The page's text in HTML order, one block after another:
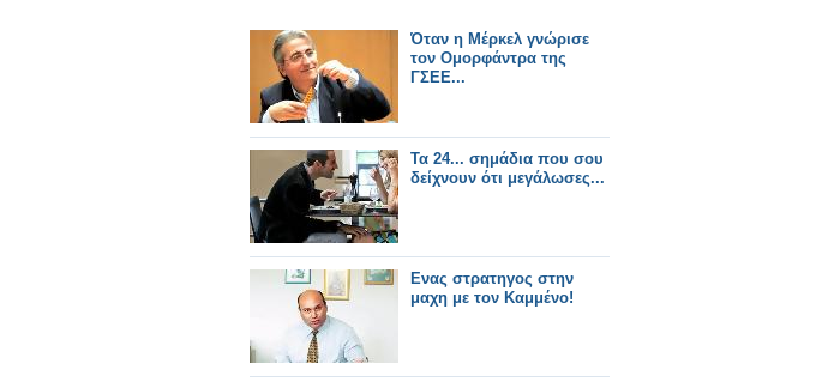
Όταν η Μέρκελ γνώρισε
τον Ομορφάντρα της
ΓΣΕΕ...
Τα 24... σημάδια που σου
δείχνουν ότι μεγάλωσες...
Ενας στρατηγος στην
μαχη με τον Καμμένο!